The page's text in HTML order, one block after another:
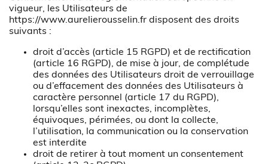
vigueur, les Utilisateurs de
https://www.aurelierousselin.fr disposent des droits
suivants :
droit d’accès (article 15 RGPD) et de rectification
(article 16 RGPD), de mise à jour, de complétude
des données des Utilisateurs droit de verrouillage
ou d’effacement des données des Utilisateurs à
caractère personnel (article 17 du RGPD),
lorsqu’elles sont inexactes, incomplètes,
équivoques, périmées, ou dont la collecte,
l’utilisation, la communication ou la conservation
est interdite
droit de retirer à tout moment un consentement